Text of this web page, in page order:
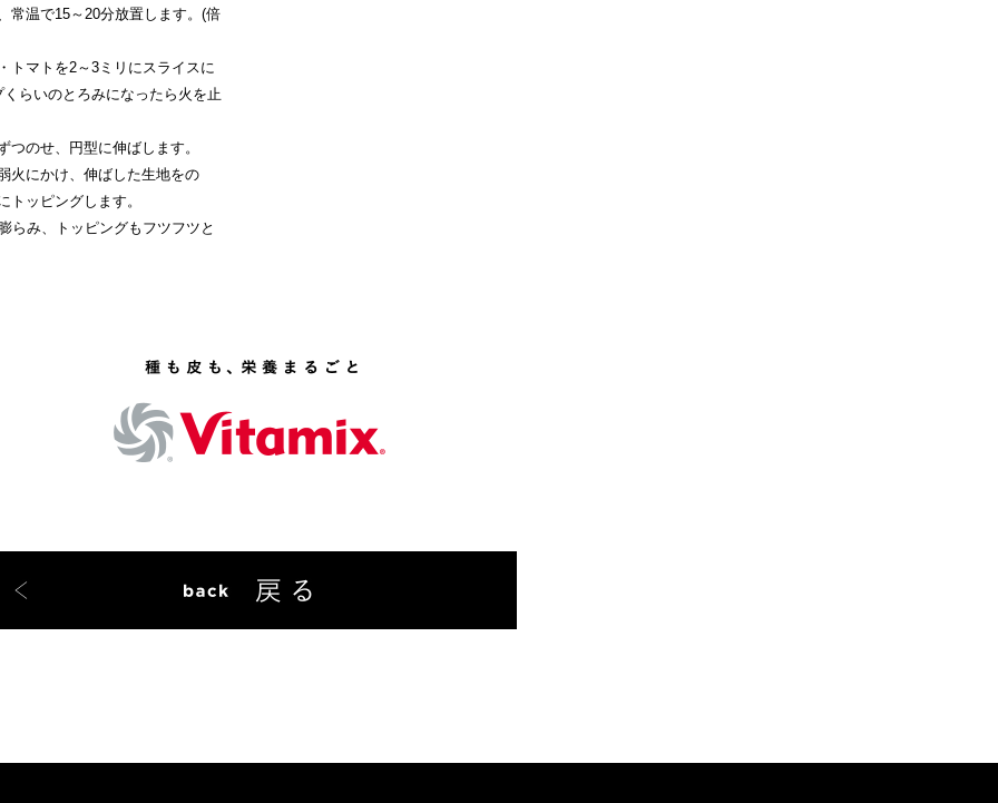
常温で15～20分放置します。(倍
トマトを2～3ミリにスライスに
らいのとろみになったら火を止
のせ、円型に伸ばします。
火にかけ、伸ばした生地をの
ッピングします。
らみ、トッピングもフツフツと